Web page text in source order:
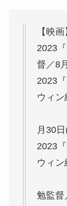
【映画
2023
督／8
2023
ウィン
(
月30
2023
ウィン
勉監督